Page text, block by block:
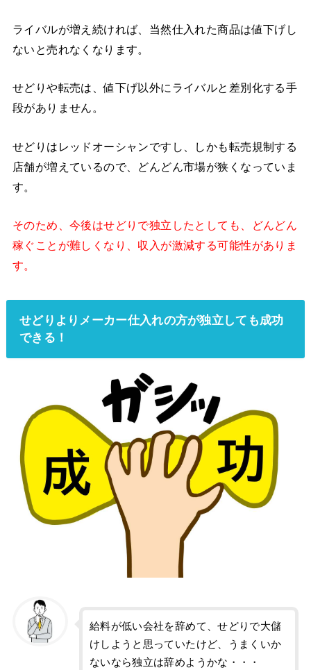
ライバルが増え続ければ、当然仕入れた商品は値下げし
ないと売れなくなります。
せどりや転売は、値下げ以外にライバルと差別化する手
段がありません。
せどりはレッドオーシャンですし、しかも転売規制する
店舗が増えているので、どんどん市場が狭くなっていま
す。
そのため、今後はせどりで独立したとしても、どんどん
稼ぐことが難しくなり、収入が激減する可能性がありま
す。
せどりよりメーカー仕入れの方が独立しても成功
できる！
給料が低い会社を辞めて、せどりで大儲
けしようと思っていたけど、うまくいか
ないなら独立は辞めようかな・・・